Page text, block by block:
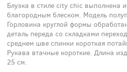
Блузка в стиле city chic выполнена
благородным блеском. Модель
Горловина круглой формы
деталь переда со складками
среднем шве спинки короткая
Рукава втачные короткие. Длина
25 см.